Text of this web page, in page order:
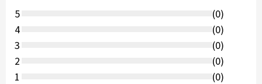
5
(0)
4
(0)
3
(0)
2
(0)
1
(0)